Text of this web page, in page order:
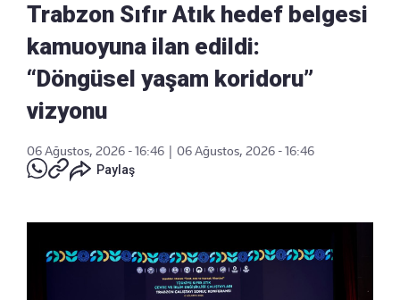
Trabzon Sıfır Atık hedef belgesi
kamuoyuna ilan edildi:
“Döngüsel yaşam koridoru”
vizyonu
06 Ağustos, 2026 - 16:46
06 Ağustos, 2026 - 16:46
Paylaş